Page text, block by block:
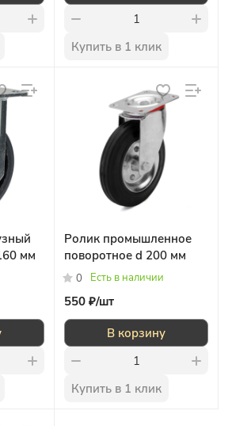
Купить в 1 клик
мм
Ролик промышленное
поворотное d 200 мм
0 Есть в наличии
550 ₽/шт
В корзину
Купить в 1 клик